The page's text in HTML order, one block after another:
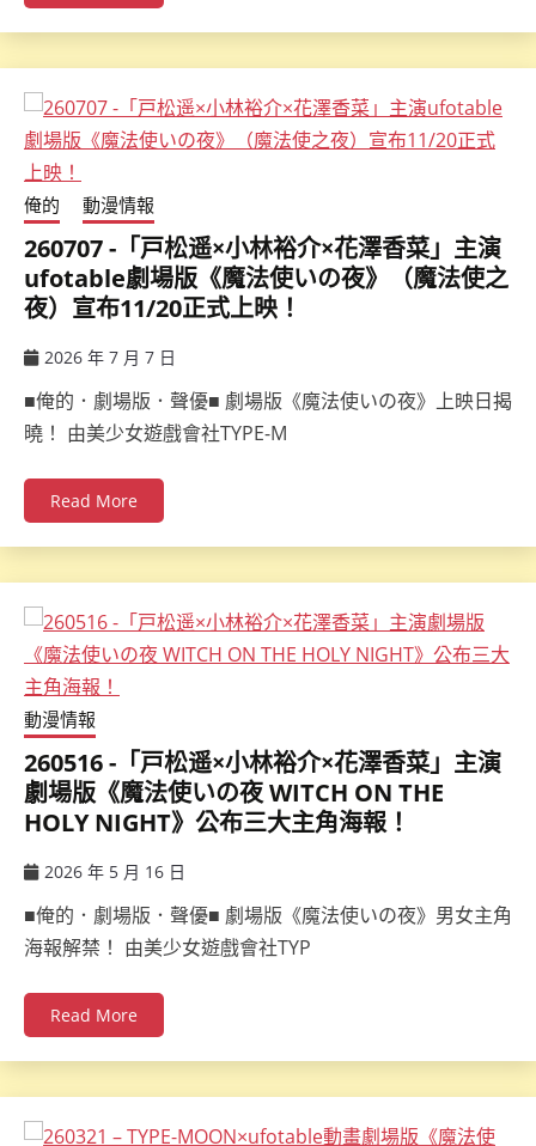
俺的 動漫情報
260707 -「戸松遥×小林裕介×花澤香菜」主演
ufotable劇場版《魔法使いの夜》（魔法使之
夜）宣布11/20正式上映！
2026 年 7 月 7 日
■俺的．劇場版．聲優■ 劇場版《魔法使いの夜》上映日揭
曉！ 由美少女遊戲會社TYPE-M
Read More
動漫情報
260516 -「戸松遥×小林裕介×花澤香菜」主演
劇場版《魔法使いの夜 WITCH ON THE
HOLY NIGHT》公布三大主角海報！
2026 年 5 月 16 日
■俺的．劇場版．聲優■ 劇場版《魔法使いの夜》男女主角
海報解禁！ 由美少女遊戲會社TYP
Read More